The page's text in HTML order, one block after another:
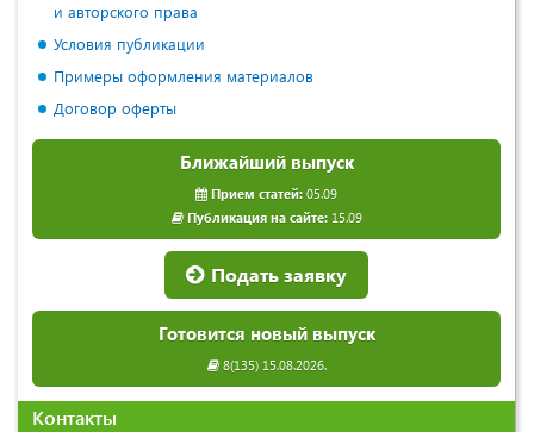
и авторского права
Условия публикации
Примеры оформления материалов
Договор оферты
Ближайший выпуск
Прием статей: 05.09
Публикация на сайте:15.09
Подать заявку
Готовится новый выпуск
8(135) 15.08.2026.
Контакты